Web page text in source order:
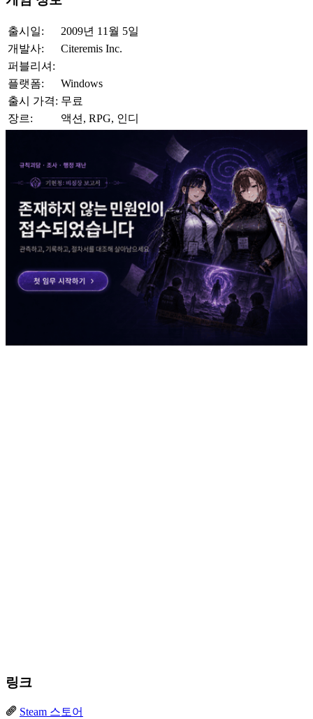
출시일:
2009년 11월 5일
개발사:
Citeremis Inc.
퍼블리셔:
플랫폼:
Windows
출시 가격: 무료
장르:
액션, RPG, 인디
링크
Steam 스토어